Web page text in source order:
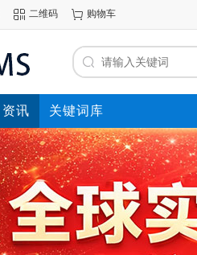
二维码 购物车
资讯 关键词库